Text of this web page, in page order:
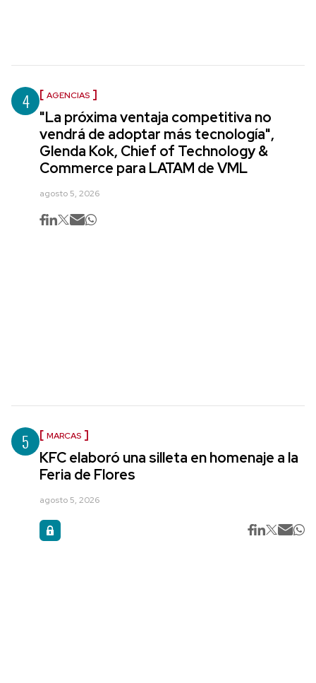
4 AGENCIAS
"La próxima ventaja competitiva no
vendrá de adoptar más tecnología",
Glenda Kok, Chief of Technology &
Commerce para LATAM de VML
agosto 5, 2026
5 MARCAS
KFC elaboró una silleta en homenaje a la
Feria de Flores
agosto 5, 2026